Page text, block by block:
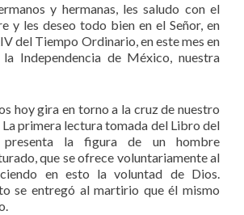
y hermanas, les saludo con el
y les deseo todo bien en el Señor, en
del Tiempo Ordinario, en este mes en
Independencia de México, nuestra
hoy gira en torno a la cruz de nuestro
La primera lectura tomada del Libro del
presenta la figura de un hombre
que se ofrece voluntariamente al
en esto la voluntad de Dios.
se entregó al martirio que él mismo